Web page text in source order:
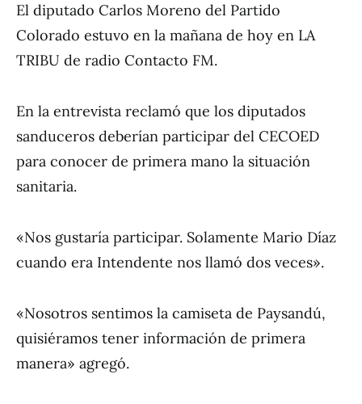
El diputado Carlos Moreno del Partido
Colorado estuvo en la mañana de hoy en LA
TRIBU de radio Contacto FM.
En la entrevista reclamó que los diputados
sanduceros deberían participar del CECOED
para conocer de primera mano la situación
sanitaria.
«Nos gustaría participar. Solamente Mario Díaz
cuando era Intendente nos llamó dos veces».
«Nosotros sentimos la camiseta de Paysandú,
quisiéramos tener información de primera
manera» agregó.